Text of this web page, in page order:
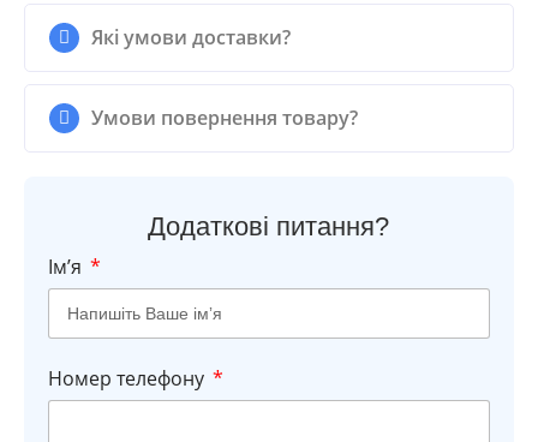
Які умови доставки?
Умови повернення товару?
Додаткові питання?
Імʼя
Номер телефону